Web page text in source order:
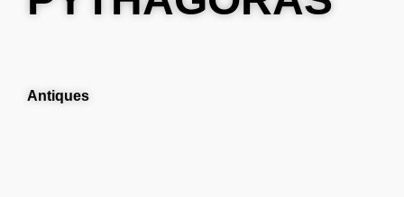
Antiques